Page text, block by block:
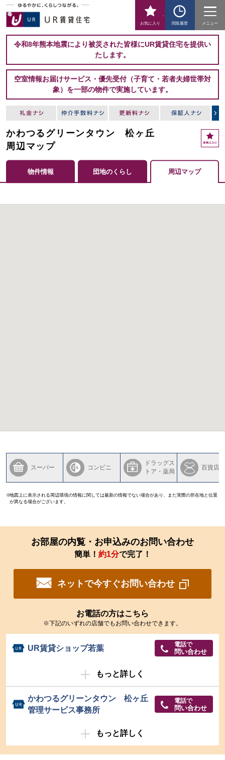
お気に入り
-
閲覧履歴
メニュー
令和8年熊本地震により被災された皆様にUR賃貸住宅を提供い
たします。
空室情報お届けサービス・優先受付（子育て・若者夫婦世帯対
象）を一部の物件で実施しています。
かわつるグリーンタウン 松ヶ丘
周辺マップ
物件情報 団地のくらし 周辺マップ
スーパー コンビニ
ドラッグス
トア・薬局
百貨店
地図上に表示される周辺環境の情報に関しては最新の情報でない場合があり、また実際の所在地と位置
が異なる場合がございます。
お部屋の内覧・お申込みのお問い合わせ
簡単！ 約1分で完了！
ネットで今すぐお問い合わせ
お電話の方はこちら
※下記のいずれの店舗でもお問い合わせできます。
UR賃貸ショップ若葉 電話で
問い合わせ
もっと詳しく
かわつるグリーンタウン 松ヶ丘
管理サービス事務所
電話で
問い合わせ
もっと詳しく